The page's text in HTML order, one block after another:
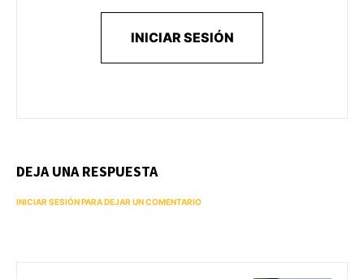
INICIAR SESIÓN
DEJA UNA RESPUESTA
INICIAR SESIÓN PARA DEJAR UN COMENTARIO